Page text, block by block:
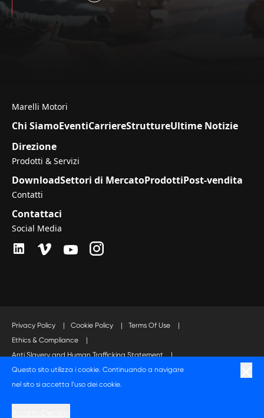
Questo sito utilizza i cookie. Continuando a navigare
nel sito si accetta l’uso dei cookie.
Marelli Motori
Chi SiamoEventiCarriereStruttureUltime Notizie
Direzione
Prodotti & Servizi
DownloadSettori di MercatoProdottiPost-vendita
Contatti
Contattaci
Social Media
Privacy Policy | Cookie Policy | Terms Of Use
|
Ethics & Compliance
|
Anti Slavery and Human Trafficking Statement
|
Code of Business Conduct Statement